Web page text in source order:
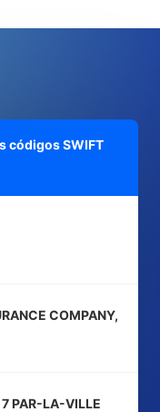
códigos SWIFT
COMPANY,
PAR-LA-VILLE